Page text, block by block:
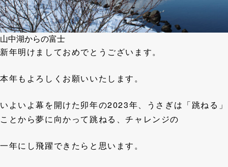
山中湖からの富士
新年明けましておめでとうございます。
本年もよろしくお願いいたします。
いよいよ幕を開けた卯年の2023年、うさぎは「跳ねる」
ことから夢に向かって跳ねる、チャレンジの
一年にし飛躍できたらと思います。